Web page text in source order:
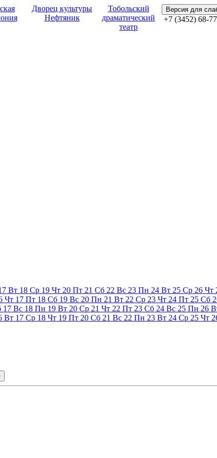
Дворец культуры
Нефтяник
Тобольский
драматический
театр
Версия для
+7 (3452) 68-
Вт 18 Ср 19 Чт 20 Пт 21 Сб 22 Вс 23 Пн 24 Вт 25 Ср 26 Чт
Чт 17 Пт 18 Сб 19 Вс 20 Пн 21 Вт 22 Ср 23 Чт 24 Пт 25 Сб
17 Вс 18 Пн 19 Вт 20 Ср 21 Чт 22 Пт 23 Сб 24 Вс 25 Пн 26
Вт 17 Ср 18 Чт 19 Пт 20 Сб 21 Вс 22 Пн 23 Вт 24 Ср 25 Чт